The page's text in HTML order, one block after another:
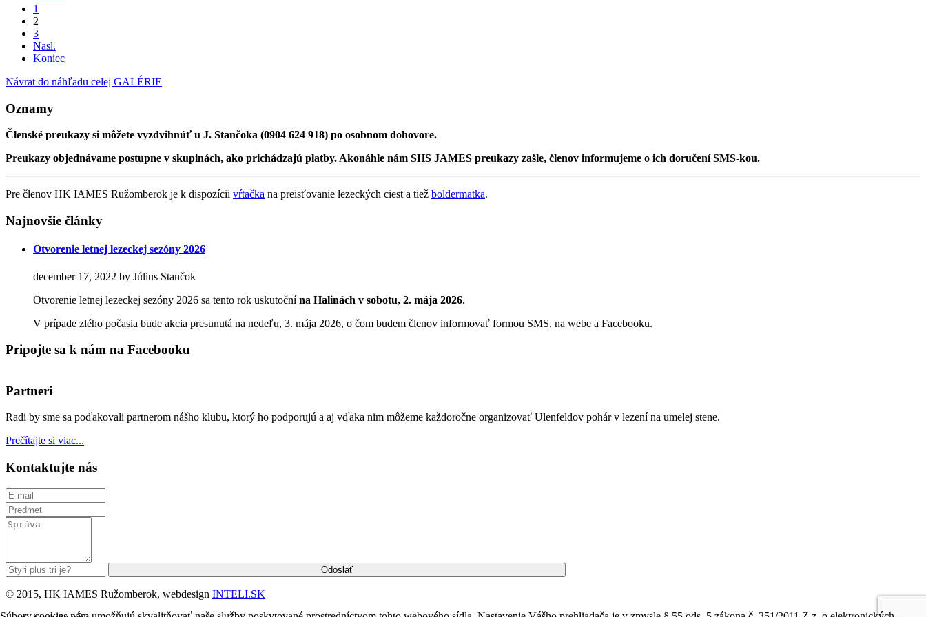
1
2
3
Nasl.
Koniec
Návrat do náhľadu celej GALÉRIE
Oznamy
Členské preukazy si môžete vyzdvihnúť u J. Stančoka (0904 624 918) po osobnom dohovore.
Preukazy objednávame postupne v skupinách, ako prichádzajú platby. Akonáhle nám SHS JAMES preukazy zašle, členov informujeme o ich doručení SMS-kou.
Pre členov HK IAMES Ružomberok je k dispozícii vŕtačka na preisťovanie lezeckých ciest a tiež boldermatka.
Najnovšie články
Otvorenie letnej lezeckej sezóny 2026
december 17, 2022 by Július Stančok
Otvorenie letnej lezeckej sezóny 2026 sa tento rok uskutočnína Halinách v sobotu, 2. mája 2026.
V prípade zlého počasia bude akcia presunutá na nedeľu, 3. mája 2026, o čom budem členov informovať formou SMS, na webe a Facebooku.
Pripojte sa k nám na Facebooku
Partneri
Radi by sme sa poďakovali partnerom nášho klubu, ktorý ho podporujú a aj vďaka nim môžeme každoročne organizovať Ulenfeldov pohár v lezení na umelej stene.
Prečítajte si viac...
Kontaktujte nás
© 2015, HK IAMES Ružomberok, webdesign INTELI.SK